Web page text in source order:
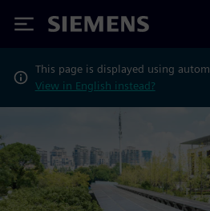
Siemens
This page is displayed using
View in English instead?